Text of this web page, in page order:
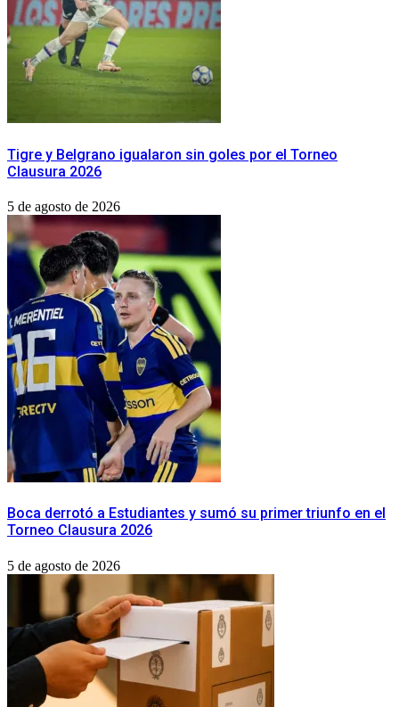
Tigre y Belgrano igualaron sin goles por el Torneo
Clausura 2026
5 de agosto de 2026
Boca derrotó a Estudiantes y sumó su primer triunfo en el
Torneo Clausura 2026
5 de agosto de 2026